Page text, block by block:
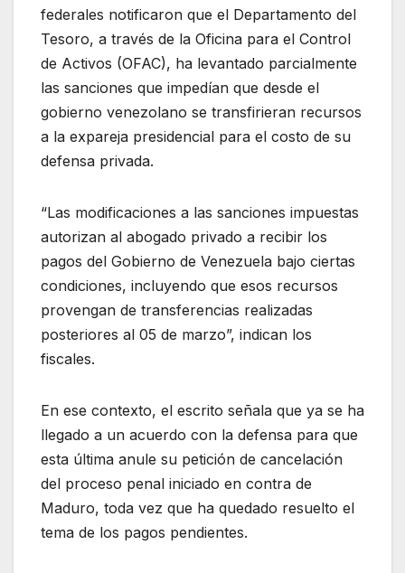
federales notificaron que el Departamento del
Tesoro, a través de la Oficina para el Control
de Activos (OFAC), ha levantado parcialmente
las sanciones que impedían que desde el
gobierno venezolano se transfirieran recursos
a la expareja presidencial para el costo de su
defensa privada.
“Las modificaciones a las sanciones impuestas
autorizan al abogado privado a recibir los
pagos del Gobierno de Venezuela bajo ciertas
condiciones, incluyendo que esos recursos
provengan de transferencias realizadas
posteriores al 05 de marzo”, indican los
fiscales.
En ese contexto, el escrito señala que ya se ha
llegado a un acuerdo con la defensa para que
esta última anule su petición de cancelación
del proceso penal iniciado en contra de
Maduro, toda vez que ha quedado resuelto el
tema de los pagos pendientes.